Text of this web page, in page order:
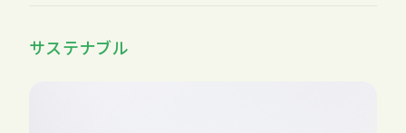
サステナブル